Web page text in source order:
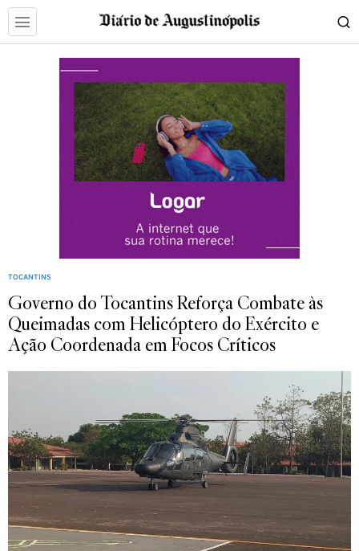
TOCANTINS
Governo do Tocantins Reforça Combate às
Queimadas com Helicóptero do Exército e
Ação Coordenada em Focos Críticos